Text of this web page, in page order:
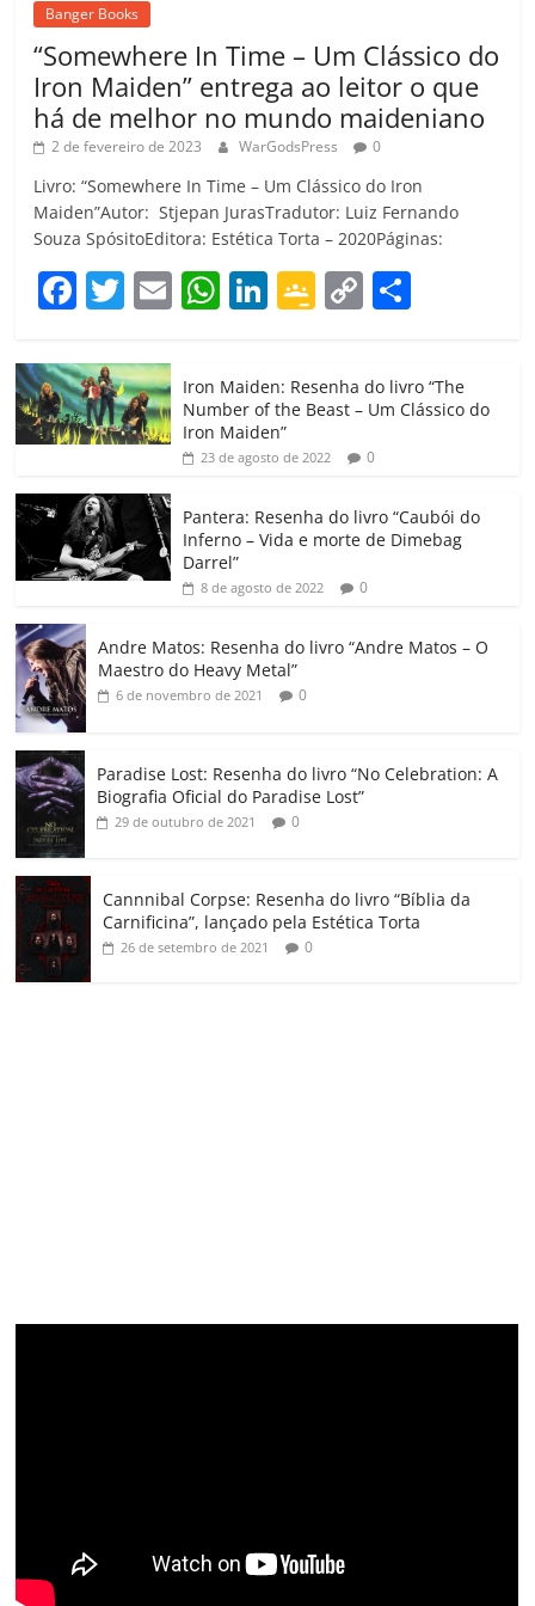
Banger Books
“Somewhere In Time – Um Clássico do
Iron Maiden” entrega ao leitor o que
há de melhor no mundo maideniano
2 de fevereiro de 2023 WarGodsPress 0
Livro: “Somewhere In Time – Um Clássico do Iron
Maiden”Autor: Stjepan JurasTradutor: Luiz Fernando
Souza SpósitoEditora: Estética Torta – 2020Páginas:
F
c
e
b
o
o
k
T
itt
er
E W
at
s
A
p
Li
e
dI
G
gl
e
Cl
a
ss
ro
o
C
p
y
Li
k
m
p
h
ar
Iron Maiden: Resenha do livro “The
Number of the Beast – Um Clássico do
Iron Maiden”
23 de agosto de 2022 0
Pantera: Resenha do livro “Caubói do
Inferno – Vida e morte de Dimebag
Darrel”
8 de agosto de 2022 0
Andre Matos: Resenha do livro “Andre Matos – O
Maestro do Heavy Metal”
6 de novembro de 2021 0
Paradise Lost: Resenha do livro “No Celebration: A
Biografia Oficial do Paradise Lost”
29 de outubro de 2021 0
Cannnibal Corpse: Resenha do livro “Bíblia da
Carnificina”, lançado pela Estética Torta
26 de setembro de 2021 0